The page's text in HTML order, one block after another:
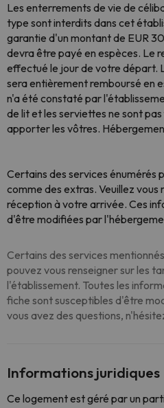
Les enterrements de vie de
type sont interdits dans cet
garantie d'un montant de EUR
devra être payé en espèces. Le
effectué le jour de votre départ.
sera entièrement remboursé en
n'a été constaté par
de lit et les serviettes ne sont
apporter les vôtres.
Certains des services énumérés
comme des extras. Veuillez vous
réception à votre arrivée. Ces
d'être modifiées par
Certains des services
pouvez vous renseigner sur les
l'établissement. Toutes les
fiche sont susceptibles d'être
vous avez des questions,
Informations juridiques
Ce logement est géré par un